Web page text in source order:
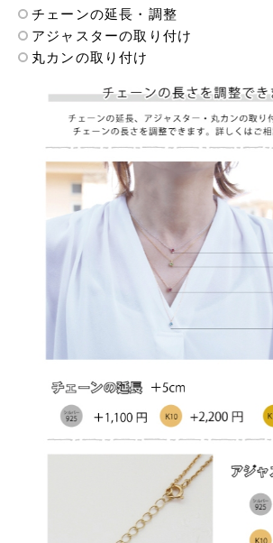
チェーンの延長・調整
アジャスターの取り付け
丸カンの取り付け